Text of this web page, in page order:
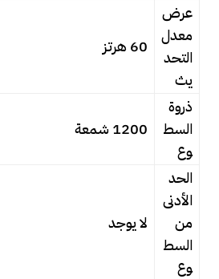
عرض
معدل
التحد
يث
60 هرتز
ذروة
السط
وع
1200 شمعة
الحد
الأدنى
من
السط
وع
لا يوجد